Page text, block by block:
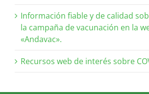
Información fiable y de calidad
la campaña de vacunación en la
«Andavac».
Recursos web de interés sobre